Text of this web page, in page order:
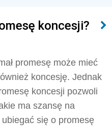
koncesji?
promesę może mieć
koncesję. Jednak
koncesji pozwoli
ma szansę na
się o promesę